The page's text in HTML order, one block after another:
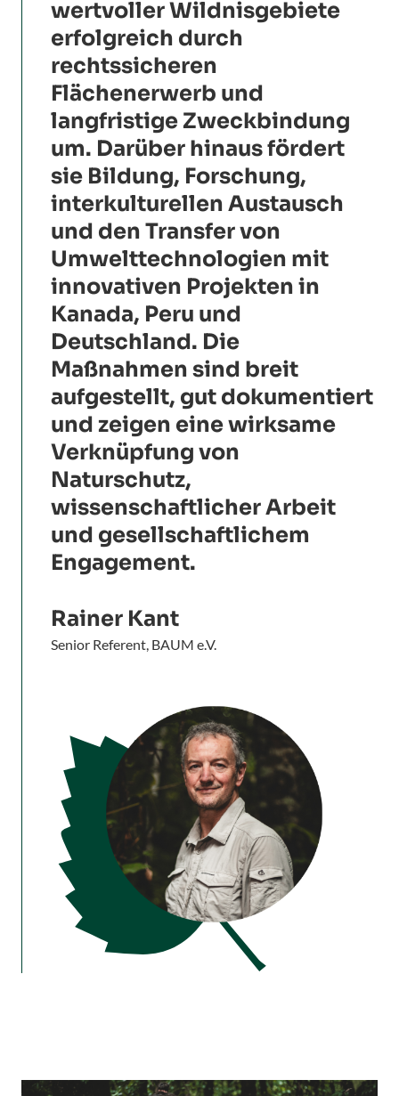
wertvoller Wildnisgebiete
erfolgreich durch
rechtssicheren
Flächenerwerb und
langfristige Zweckbindung
um. Darüber hinaus fördert
sie Bildung, Forschung,
interkulturellen Austausch
und den Transfer von
Umwelttechnologien mit
innovativen Projekten in
Kanada, Peru und
Deutschland. Die
Maßnahmen sind breit
aufgestellt, gut dokumentiert
und zeigen eine wirksame
Verknüpfung von
Naturschutz,
wissenschaftlicher Arbeit
und gesellschaftlichem
Engagement.
Rainer Kant
Senior Referent, BAUM e.V.